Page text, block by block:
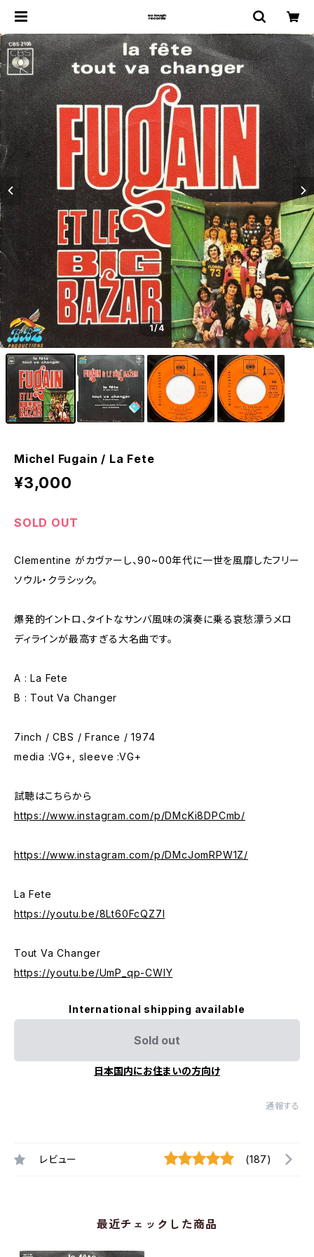
1/4
Michel Fugain / La Fete
¥3,000
SOLD OUT
Clementine がカヴァーし、90~00年代に一世を風靡したフリー
ソウル・クラシック。
爆発的イントロ、タイトなサンバ風味の演奏に乗る哀愁漂うメロ
ディラインが最高すぎる大名曲です。
A : La Fete
B : Tout Va Changer
7inch / CBS / France / 1974
media :VG+, sleeve :VG+
試聴はこちらから
https://www.instagram.com/p/DMcKi8DPCmb/
https://www.instagram.com/p/DMcJomRPW1Z/
La Fete
https://youtu.be/8Lt60FcQZ7I
Tout Va Changer
https://youtu.be/UmP_qp-CWIY
International shipping available
Sold out
日本国内にお住まいの方向け
通報する
レビュー (187)
最近チェックした商品